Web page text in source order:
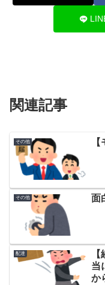
関連記事
その他
その他 面
配達
当
か